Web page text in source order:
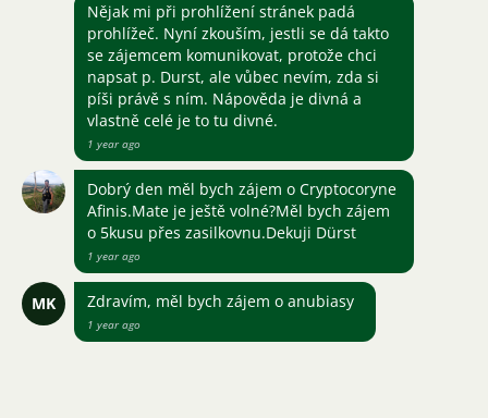
Nějak mi při prohlížení stránek padá
prohlížeč. Nyní zkouším, jestli se dá takto
se zájemcem komunikovat, protože chci
napsat p. Durst, ale vůbec nevím, zda si
píši právě s ním. Nápověda je divná a
vlastně celé je to tu divné.
1 year ago
Dobrý den měl bych zájem o Cryptocoryne
Afinis.Mate je ještě volné?Měl bych zájem
o 5kusu přes zasilkovnu.Dekuji Dürst
1 year ago
MK Zdravím, měl bych zájem o anubiasy
1 year ago